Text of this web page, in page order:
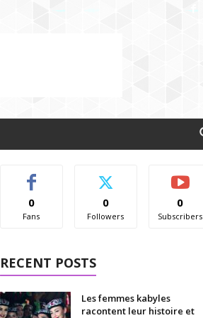
0
Fans
0
Followers
0
Subscribers
RECENT POSTS
Les femmes kabyles
racontent leur histoire et